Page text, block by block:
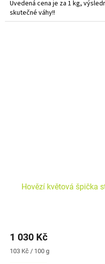
Uvedená cena je za 1 kg,
skutečné váhy!!
Do košíku vkládejte počet
Hovězí květová špička
1 030 Kč
Měrná
103 Kč / 100 g